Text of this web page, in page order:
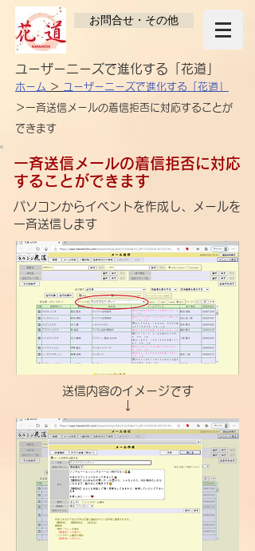
お問合せ・その他
​ユーザーニーズで進化する「花道」
ホーム ＞
ユーザーニーズで進化する​「花道」
＞一斉送信メールの着信拒否に対応する​ことが
できます
一斉送信メールの着信拒否に対応
する​ことができます
パソコンからイベントを作成し、メールを
一斉送信します
​送信内容のイメージです
​↓